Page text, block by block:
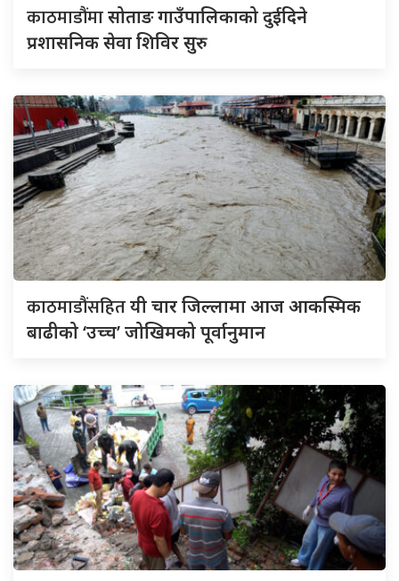
काठमाडौंमासोताङ गाउँपालिकाको दुईदिने
प्रशासनिक सेवा शिविर सुरु
काठमाडौंसहितयी चार जिल्लामा आज आकस्मिक
बाढीको ‘उच्च’ जोखिमको पूर्वानुमान